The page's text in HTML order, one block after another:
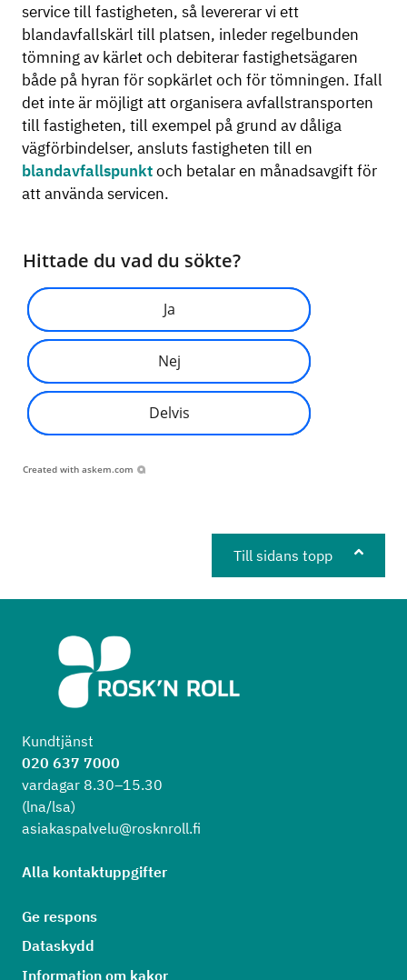
service till fastigheten, så levererar vi ett
blandavfallskärl till platsen, inleder regelbunden
tömning av kärlet och debiterar fastighetsägaren
både på hyran för sopkärlet och för tömningen. Ifall
det inte är möjligt att organisera avfallstransporten
till fastigheten, till exempel på grund av dåliga
vägförbindelser, ansluts fastigheten till en
blandavfallspunktoch betalar en månadsavgift för
att använda servicen.
Hittade du vad du sökte?
Ja
Nej
Delvis
Created with askem.com
Till sidans topp
Kundtjänst
020 637 7000
vardagar 8.30–15.30
(lna/lsa)
asiakaspalvelu@rosknroll.fi
Alla kontaktuppgifter
Ge respons
Dataskydd
Information om kakor